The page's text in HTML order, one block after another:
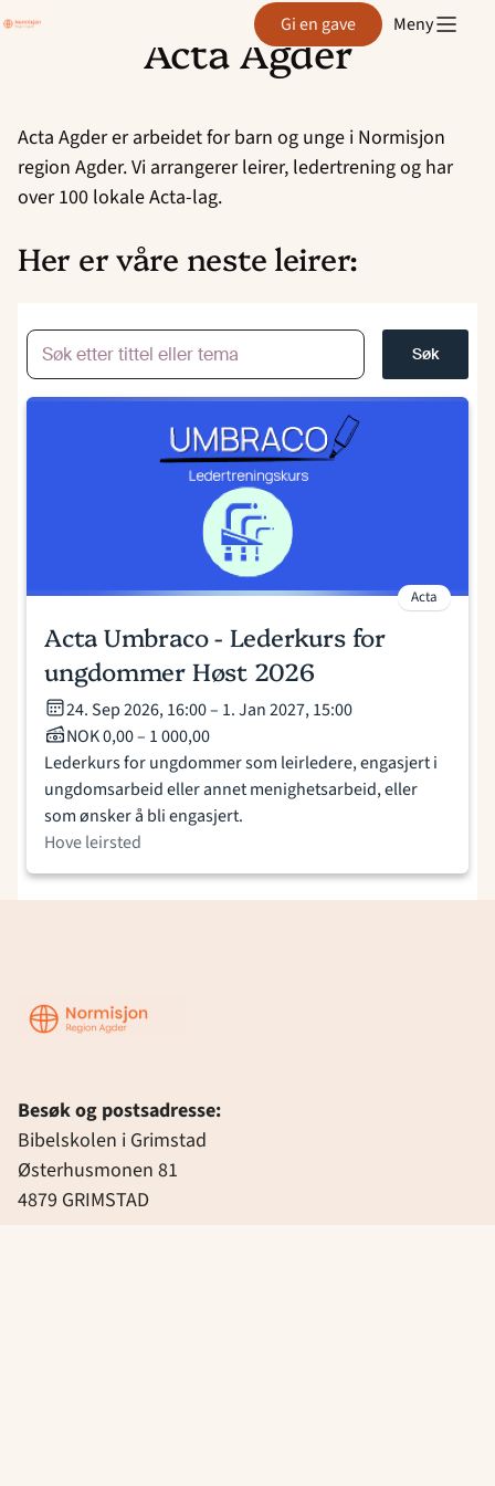
Agder Gi en gave Meny
Acta Agder
Acta Agder er arbeidet for barn og unge i Normisjon
region Agder. Vi arrangerer leirer, ledertrening og har
over 100 lokale Acta-lag.
Her er våre neste leirer:
Søk
Acta
Acta Umbraco - Lederkurs for
ungdommer Høst 2026
24. Sep 2026, 16:00 – 1. Jan 2027, 15:00
NOK 0,00 – 1 000,00
Lederkurs for ungdommer som leirledere, engasjert i
ungdomsarbeid eller annet menighetsarbeid, eller
som ønsker å bli engasjert.
Hove leirsted
Region
Agder
Besøk og postsadresse:
Bibelskolen i Grimstad
Østerhusmonen 81
4879 GRIMSTAD